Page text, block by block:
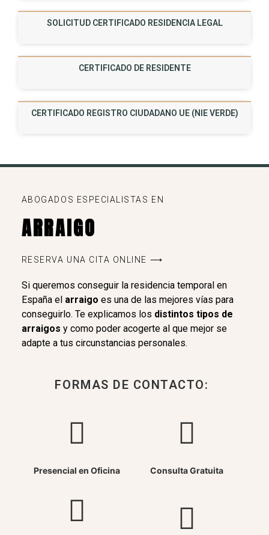
SOLICITUD CERTIFICADO RESIDENCIA LEGAL
CERTIFICADO DE RESIDENTE
CERTIFICADO REGISTRO CIUDADANO UE (NIE VERDE)
ABOGADOS ESPECIALISTAS EN
ARRAIGO
RESERVA UNA CITA ONLINE ⟶
Si queremos conseguir la residencia temporal en
España el arraigo es una de las mejores vías para
conseguirlo. Te explicamos los distintos tipos de
arraigos y como poder acogerte al que mejor se
adapte a tus circunstancias personales.
FORMAS DE CONTACTO:
Presencial en Oficina Consulta Gratuita